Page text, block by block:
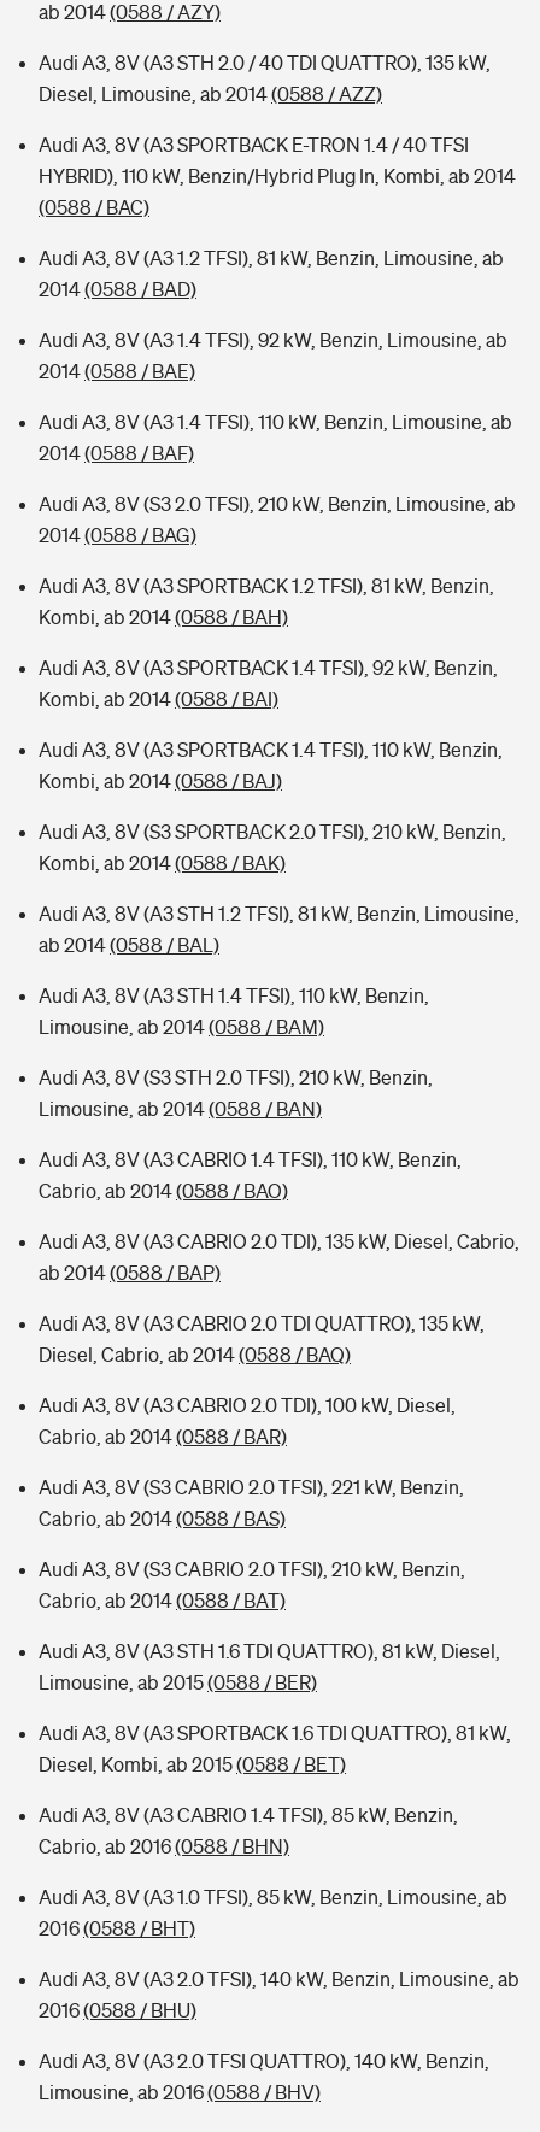
ab 2014(0588 / AZY)
Audi A3, 8V (A3 STH 2.0 / 40 TDI QUATTRO), 135 kW,
Diesel, Limousine, ab 2014(0588 / AZZ)
Audi A3, 8V (A3 SPORTBACK E-TRON 1.4 / 40 TFSI
HYBRID), 110 kW, Benzin/Hybrid Plug In, Kombi, ab 2014
(0588 / BAC)
Audi A3, 8V (A3 1.2 TFSI), 81 kW, Benzin, Limousine, ab
2014(0588 / BAD)
Audi A3, 8V (A3 1.4 TFSI), 92 kW, Benzin, Limousine, ab
2014(0588 / BAE)
Audi A3, 8V (A3 1.4 TFSI), 110 kW, Benzin, Limousine, ab
2014(0588 / BAF)
Audi A3, 8V (S3 2.0 TFSI), 210 kW, Benzin, Limousine, ab
2014(0588 / BAG)
Audi A3, 8V (A3 SPORTBACK 1.2 TFSI), 81 kW, Benzin,
Kombi, ab 2014(0588 / BAH)
Audi A3, 8V (A3 SPORTBACK 1.4 TFSI), 92 kW, Benzin,
Kombi, ab 2014(0588 / BAI)
Audi A3, 8V (A3 SPORTBACK 1.4 TFSI), 110 kW, Benzin,
Kombi, ab 2014(0588 / BAJ)
Audi A3, 8V (S3 SPORTBACK 2.0 TFSI), 210 kW, Benzin,
Kombi, ab 2014(0588 / BAK)
Audi A3, 8V (A3 STH 1.2 TFSI), 81 kW, Benzin, Limousine,
ab 2014(0588 / BAL)
Audi A3, 8V (A3 STH 1.4 TFSI), 110 kW, Benzin,
Limousine, ab 2014(0588 / BAM)
Audi A3, 8V (S3 STH 2.0 TFSI), 210 kW, Benzin,
Limousine, ab 2014(0588 / BAN)
Audi A3, 8V (A3 CABRIO 1.4 TFSI), 110 kW, Benzin,
Cabrio, ab 2014(0588 / BAO)
Audi A3, 8V (A3 CABRIO 2.0 TDI), 135 kW, Diesel, Cabrio,
ab 2014(0588 / BAP)
Audi A3, 8V (A3 CABRIO 2.0 TDI QUATTRO), 135 kW,
Diesel, Cabrio, ab 2014(0588 / BAQ)
Audi A3, 8V (A3 CABRIO 2.0 TDI), 100 kW, Diesel,
Cabrio, ab 2014(0588 / BAR)
Audi A3, 8V (S3 CABRIO 2.0 TFSI), 221 kW, Benzin,
Cabrio, ab 2014(0588 / BAS)
Audi A3, 8V (S3 CABRIO 2.0 TFSI), 210 kW, Benzin,
Cabrio, ab 2014(0588 / BAT)
Audi A3, 8V (A3 STH 1.6 TDI QUATTRO), 81 kW, Diesel,
Limousine, ab 2015(0588 / BER)
Audi A3, 8V (A3 SPORTBACK 1.6 TDI QUATTRO), 81 kW,
Diesel, Kombi, ab 2015(0588 / BET)
Audi A3, 8V (A3 CABRIO 1.4 TFSI), 85 kW, Benzin,
Cabrio, ab 2016(0588 / BHN)
Audi A3, 8V (A3 1.0 TFSI), 85 kW, Benzin, Limousine, ab
2016(0588 / BHT)
Audi A3, 8V (A3 2.0 TFSI), 140 kW, Benzin, Limousine, ab
2016(0588 / BHU)
Audi A3, 8V (A3 2.0 TFSI QUATTRO), 140 kW, Benzin,
Limousine, ab 2016(0588 / BHV)